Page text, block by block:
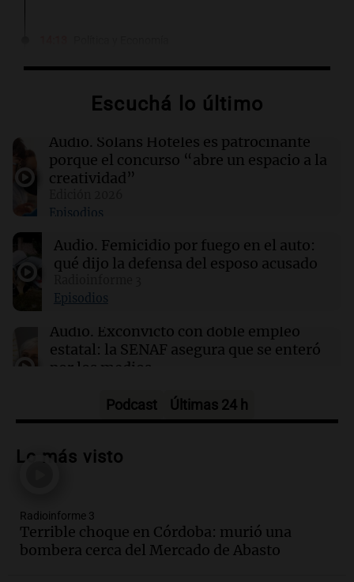
$2.000 millones
Guillermo López
14:08 Sociedad
Hallaron un cuerpo en el riacho Santa Fe e
investigan si es el kitesurfista desaparecido
14:04 Tecnología
Hackers acceden a datos de clientes de
Framework en un ciberataque masivo
14:03 Tecnología
Cloudflare presenta Kitesurf, un navegador
diseñado para agentes de IA
Escuchá lo último
Audio. Solans Hoteles es patrocinante
porque el concurso “abre un espacio a la
creatividad”
Episodios
Audio. Femicidio por fuego en el auto:
qué dijo la defensa del esposo acusado
Episodios
Audio. Exconvicto con doble empleo
estatal: la SENAF asegura que se enteró
por los medios
Caputo | Por Sergio Suppo
Audio.
interior, no se aten los rulos | Por
Adrián Simioni
Podcast Últimas 24 h
Lo más visto
Radioinforme 3
Terrible choque en Córdoba: murió una
bombera cerca del Mercado de Abasto